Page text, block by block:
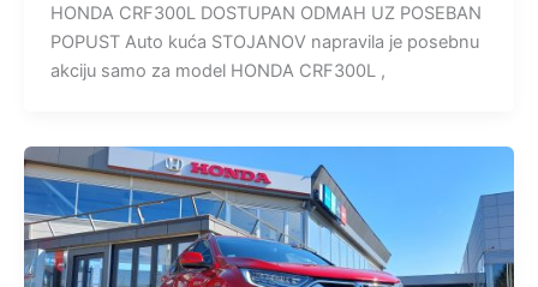
HONDA CRF300L DOSTUPAN ODMAH UZ POSEBAN
POPUST Auto kuća STOJANOV napravila je posebnu
akciju samo za model HONDA CRF300L ,